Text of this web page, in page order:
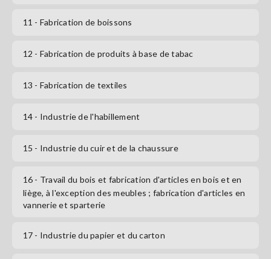
11 - Fabrication de boissons
12 - Fabrication de produits à base de tabac
13 - Fabrication de textiles
14 - Industrie de l'habillement
15 - Industrie du cuir et de la chaussure
16 - Travail du bois et fabrication d'articles en bois et en
liège, à l'exception des meubles ; fabrication d'articles en
vannerie et sparterie
17 - Industrie du papier et du carton